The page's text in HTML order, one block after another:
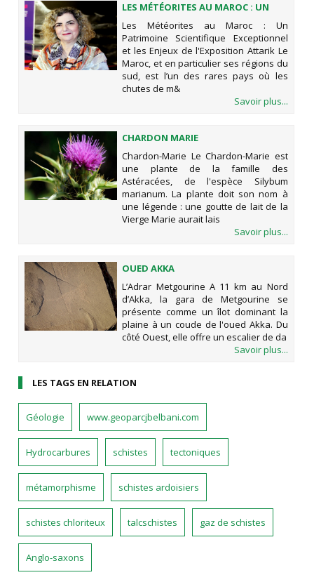
LES MÉTÉORITES AU MAROC : UN
PATRIMOINE SCIENTIFIQUE
EXCEPTIONNEL ET LES ENJEUX DE
L'EXPOSITION ATTARIK
Les Météorites au Maroc : Un
Patrimoine Scientifique Exceptionnel
et les Enjeux de l'Exposition Attarik Le
Maroc, et en particulier ses régions du
sud, est l’un des rares pays où les
chutes de m&
Savoir plus...
CHARDON MARIE
Chardon-Marie Le Chardon-Marie est
une plante de la famille des
Astéracées, de l'espèce Silybum
marianum. La plante doit son nom à
une légende : une goutte de lait de la
Vierge Marie aurait lais
Savoir plus...
OUED AKKA
L’Adrar Metgourine A 11 km au Nord
d’Akka, la gara de Metgourine se
présente comme un îlot dominant la
plaine à un coude de l'oued Akka. Du
côté Ouest, elle offre un escalier de da
Savoir plus...
LES TAGS EN RELATION
Géologie www.geoparcjbelbani.com
Hydrocarbures schistes tectoniques
métamorphisme schistes ardoisiers
schistes chloriteux talcschistes gaz de schistes
Anglo-saxons